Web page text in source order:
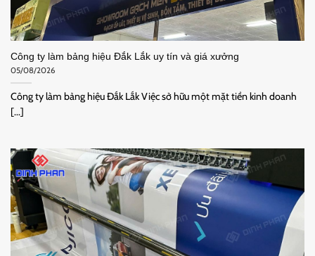
Công ty làm bảng hiệu Đắk Lắk uy tín và giá xưởng
05/08/2026
Công ty làm bảng hiệu Đắk Lắk Việc sở hữu một mặt tiền kinh doanh
[...]